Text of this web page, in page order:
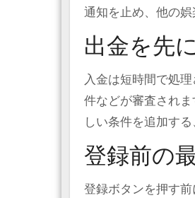
通知を止め、他の娯
出金を先
入金は短時間で処
件などが審査され
しい条件を追加す
登録前の
登録ボタンを押す